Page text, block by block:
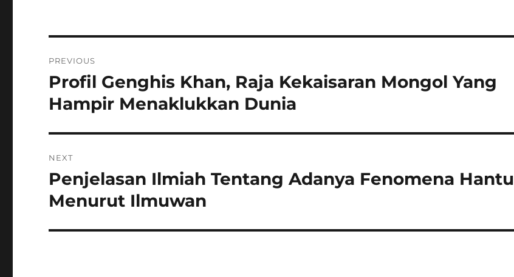
pos
PREVIOUS
Previous
post:
Profil Genghis Khan, Raja Kekaisaran Mongol Yang
Hampir Menaklukkan Dunia
NEXT
Next
post:
Penjelasan Ilmiah Tentang Adanya Fenomena Hantu
Menurut Ilmuwan